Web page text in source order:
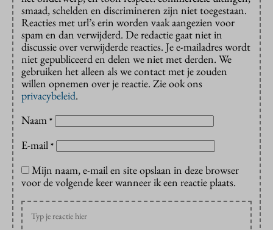
smaad, schelden en discrimineren zijn niet toegestaan.
Reacties met url’s erin worden vaak aangezien voor
spam en dan verwijderd. De redactie gaat niet in
discussie over verwijderde reacties. Je e-mailadres wordt
niet gepubliceerd en delen we niet met derden. We
gebruiken het alleen als we contact met je zouden
willen opnemen over je reactie. Zie ook ons
privacybeleid.
Naam *
E-mail *
Mijn naam, e-mail en site opslaan in deze browser
voor de volgende keer wanneer ik een reactie plaats.